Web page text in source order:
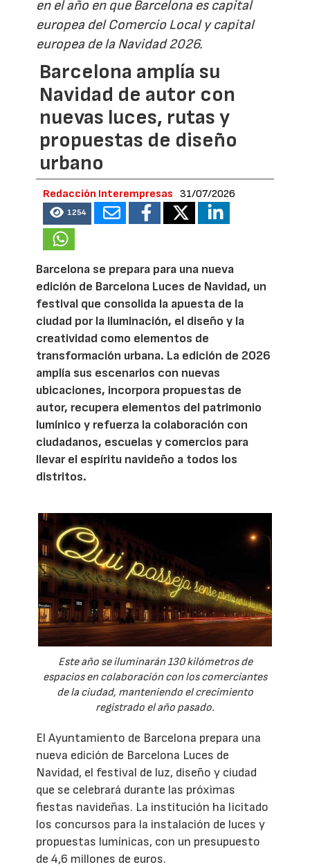
en el año en que Barcelona es capital
europea del Comercio Local y capital
europea de la Navidad 2026.
Barcelona amplía su
Navidad de autor con
nuevas luces, rutas y
propuestas de diseño
urbano
Redacción Interempresas 31/07/2026
1254
Barcelona se prepara para una nueva
edición de Barcelona Luces de Navidad, un
festival que consolida la apuesta de la
ciudad por la iluminación, el diseño y la
creatividad como elementos de
transformación urbana. La edición de 2026
amplía sus escenarios con nuevas
ubicaciones, incorpora propuestas de
autor, recupera elementos del patrimonio
lumínico y refuerza la colaboración con
ciudadanos, escuelas y comercios para
llevar el espíritu navideño a todos los
distritos.
Este año se iluminarán 130 kilómetros de
espacios en colaboración con los comerciantes
de la ciudad, manteniendo el crecimiento
registrado el año pasado.
El Ayuntamiento de Barcelona prepara una
nueva edición de Barcelona Luces de
Navidad, el festival de luz, diseño y ciudad
que se celebrará durante las próximas
fiestas navideñas. La institución ha licitado
los concursos para la instalación de luces y
propuestas lumínicas, con un presupuesto
de 4,6 millones de euros.